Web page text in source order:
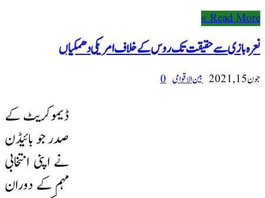
Read More »
نعرہ بازی سے حقیقت تک روس کے خلاف امریکی دھمکیاں
جون 15, 2021 بین الاقوامی 0
ڈیموکریٹ کے
صدر جو بائیڈن
نے اپنی انتخابی
مہم کے دوران